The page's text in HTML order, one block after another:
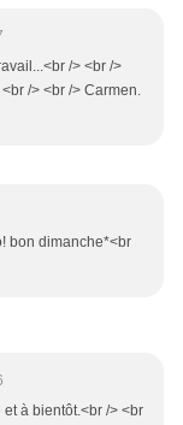
/> <br />
/> <br /> Carmen.
bon dimanche*<br
à bientôt.<br /> <br